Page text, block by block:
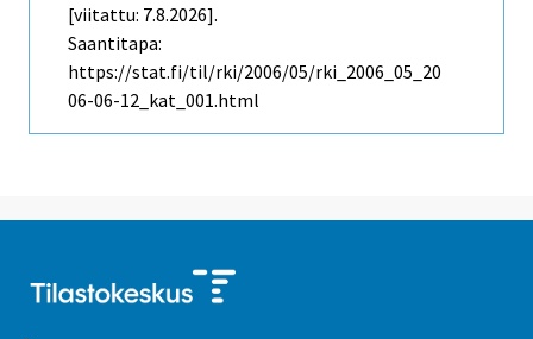
[viitattu: 7.8.2026].
Saantitapa:
https://stat.fi/til/rki/2006/05/rki_2006_05_20
06-06-12_kat_001.html